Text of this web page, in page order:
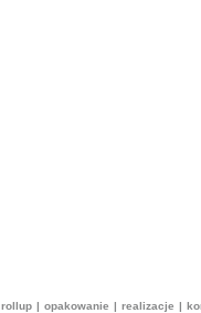
rollup | opakowanie | realizacje |